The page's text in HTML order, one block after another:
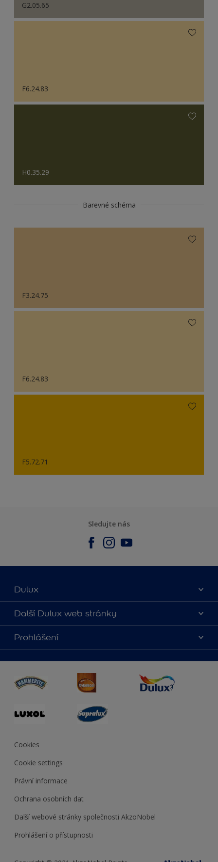
G2.05.65
F6.24.83
H0.35.29
Barevné schéma
F3.24.75
F6.24.83
F5.72.71
Sledujte nás
Dulux
O nás
Kontaktujte nás
Najít obchod
Další Dulux web stránky
duluxmalir.cz
duluxmaliar.sk
duluxprodejnabarev.cz
duluxpredajnafarieb.sk
Prohlášení
Cookies
Cookie settings
Právní informace
Ochrana osobních dat
Další webové stránky společnosti AkzoNobel
Prohlášení o přístupnosti